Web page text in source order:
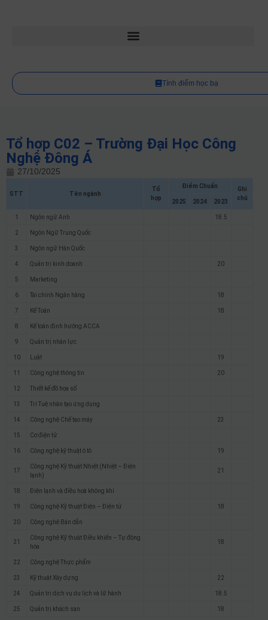
Tính điểm học bạ
Tổ hợp C02 – Trường Đại Học Công
Nghệ Đông Á
27/10/2025
STT Tên ngành
Tổ
hợp
Điểm Chuẩn
Ghi
chú
2025 2024 2023
1 Ngôn ngữ Anh 18.5
2 Ngôn Ngữ Trung Quốc
3 Ngôn ngữ Hàn Quốc
4 Quản trị kinh doanh 20
5 Marketing
6 Tài chính Ngân hàng 18
7 Kế Toán 18
8 Kế toán định hướng ACCA
9 Quản trị nhân lực
10 Luật 19
11 Công nghệ thông tin 20
12 Thiết kế đồ họa số
13 Trí Tuệ nhân tạo ứng dụng
14 Công nghệ Chế tạo máy 23
15 Cơ điện tử
16 Công nghệ kỹ thuật ô tô 19
17
Công nghệ Kỹ thuật Nhiệt (Nhiệt – Điện
lạnh)
21
18 Điện lạnh và điều hoà không khí
19 Công nghệ Kỹ thuật Điện – Điện tử 18
20 Công nghệ Bán dẫn
21
Công nghệ Kỹ thuật Điều khiển – Tự động
hóa
18
22 Công nghệ Thực phẩm
23 Kỹ thuật Xây dựng 22
24 Quản trị dịch vụ du lịch và lữ hành 18.5
25 Quản trị khách sạn 18